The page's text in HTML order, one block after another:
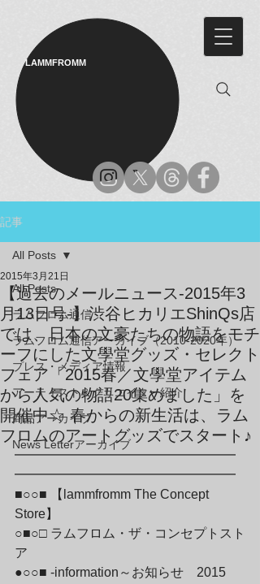
LAMMFROMM​
記事
All Posts
ラムフロム通信
ラムフロム通信アーカイブ（2010-2020年）
プレス・メディア情報
アーティスト＆クリエイター紹介
商品アーカイブ
News Letterアーカイブ
All Posts
【過去のメールニュース-2015年3
月13日号-】渋谷ヒカリエShinQs店
では、日本の文豪たちの物語をモチ
ーフにした文學堂グッズ・セレクト
フェア「2015春／文學堂アイテム
から人気の物語20集めました」を
開催中☆ 春からの新生活は、ラム
フロムのアートグッズでスタート♪
2015年3月21日
━━━━━━━━━━━━━━━━━
━━━━━━━━━━━━━━━━━
■○○■ 【lammfromm The Concept
Store】
○■○□ ラムフロム・ザ・コンセプトスト
ア
●○○■ -information～お知らせ　2015